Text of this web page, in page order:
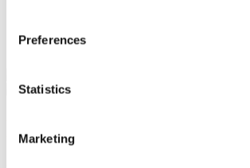
Preferences
Statistics
Marketing
Nell’ambito di uno studio sull’Emissions
economia Ikkatai, Omori e Ikuma hanno
Leonida Lancia, AD di I.C.O. srl
Eventi e news